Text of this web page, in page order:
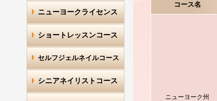
コース名
ニューヨーク州
ニューヨークライセンス
ショートレッスンコース
セルフジェルネイルコース
シニアネイリストコース